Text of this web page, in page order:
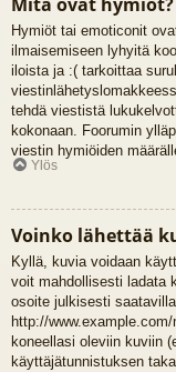
Hymiöt tai emoticonit
ilmaisemiseen lyhyitä
iloista ja :( tarkoittaa
tehdä viestistä
kokonaan. Foorumin
viestin hymiöiden
Ylös
Voinko lähettää
Kyllä, kuvia voidaan
voit mahdollisesti ladata
osoite julkisesti
http://
koneellasi oleviin kuviin
käyttäjätunnistuksen